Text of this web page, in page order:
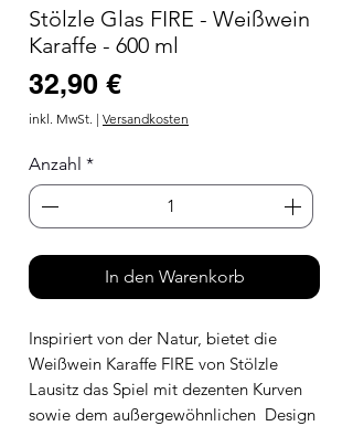
Stölzle Glas FIRE - Weißwein
Karaffe - 600 ml
32,90 €Preis
inkl. MwSt. | Versandkosten
Anzahl *
In den Warenkorb
Inspiriert von der Natur, bietet die
Weißwein Karaffe FIRE von Stölzle
Lausitz das Spiel mit dezenten Kurven
sowie dem außergewöhnlichen Design